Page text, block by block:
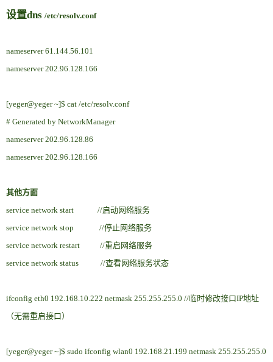
设置dns /etc/resolv.conf
nameserver 61.144.56.101
nameserver 202.96.128.166
[yeger@yeger ~]$ cat /etc/resolv.conf
# Generated by NetworkManager
nameserver 202.96.128.86
nameserver 202.96.128.166
其他方面
service network start //启动网络服务
service network stop //停止网络服务
service network restart //重启网络服务
service network status //查看网络服务状态
ifconfig eth0 192.168.10.222 netmask 255.255.255.0 //临时修改接口IP地址
（无需重启接口）
[yeger@yeger ~]$ sudo ifconfig wlan0 192.168.21.199 netmask 255.255.255.0